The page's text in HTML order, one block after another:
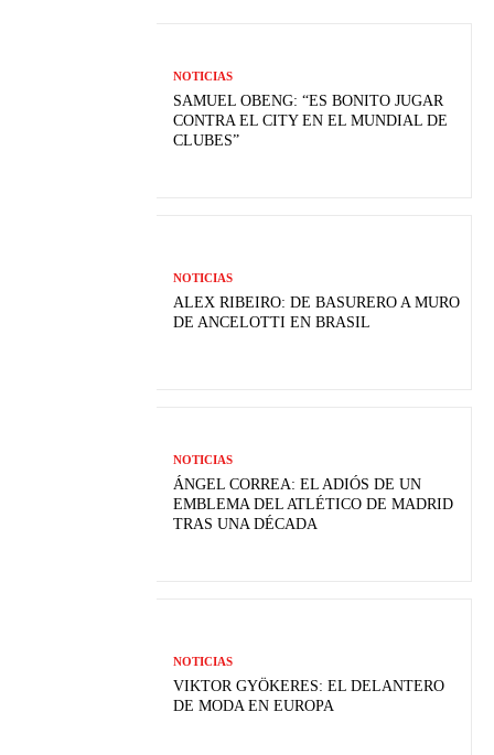
NOTICIAS
SAMUEL OBENG: “ES BONITO JUGAR
CONTRA EL CITY EN EL MUNDIAL DE
CLUBES”
NOTICIAS
ALEX RIBEIRO: DE BASURERO A MURO
DE ANCELOTTI EN BRASIL
NOTICIAS
ÁNGEL CORREA: EL ADIÓS DE UN
EMBLEMA DEL ATLÉTICO DE MADRID
TRAS UNA DÉCADA
NOTICIAS
VIKTOR GYÖKERES: EL DELANTERO
DE MODA EN EUROPA